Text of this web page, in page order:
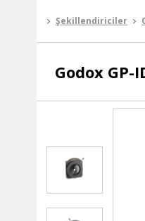
Şekillendiriciler
Godox GP-